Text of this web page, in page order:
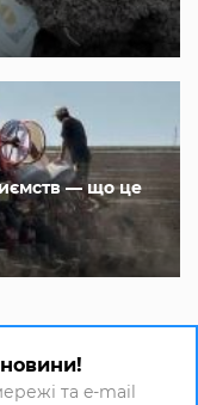
— що це
та e-mail